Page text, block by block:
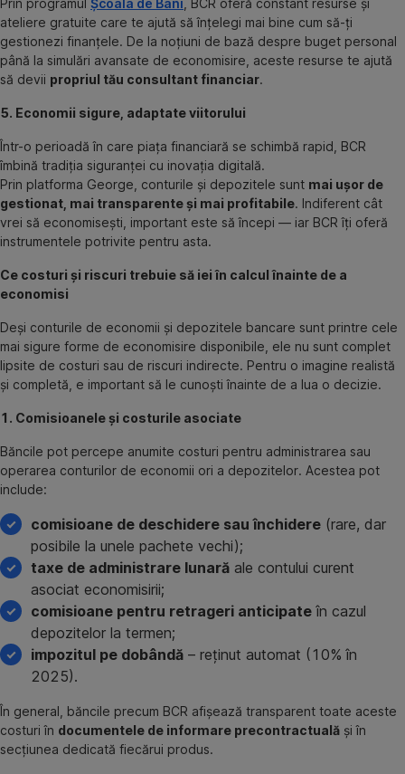
Prin programul Școala de Bani , BCR oferă constant resurse și
ateliere gratuite care te ajută să înțelegi mai bine cum să-ți
gestionezi finanțele. De la noțiuni de bază despre buget personal
până la simulări avansate de economisire, aceste resurse te ajută
să devii propriul tău consultant financiar.
5. Economii sigure, adaptate viitorului
Într-o perioadă în care piața financiară se schimbă rapid, BCR
îmbină tradiția siguranței cu inovația digitală.
Prin platforma George, conturile și depozitele sunt mai ușor de
gestionat, mai transparente și mai profitabile. Indiferent cât
vrei să economisești, important este să începi — iar BCR îți oferă
instrumentele potrivite pentru asta.
Ce costuri și riscuri trebuie să iei în calcul înainte de a
economisi
Deși conturile de economii și depozitele bancare sunt printre cele
mai sigure forme de economisire disponibile, ele nu sunt complet
lipsite de costuri sau de riscuri indirecte. Pentru o imagine realistă
și completă, e important să le cunoști înainte de a lua o decizie.
1. Comisioanele și costurile asociate
Băncile pot percepe anumite costuri pentru administrarea sau
operarea conturilor de economii ori a depozitelor. Acestea pot
include:
comisioane de deschidere sau închidere (rare, dar
posibile la unele pachete vechi);
taxe de administrare lunară ale contului curent
asociat economisirii;
comisioane pentru retrageri anticipate în cazul
depozitelor la termen;
impozitul pe dobândă – reținut automat (10% în
2025).
În general, băncile precum BCR afișează transparent toate aceste
costuri în documentele de informare precontractuală și în
secțiunea dedicată fiecărui produs.